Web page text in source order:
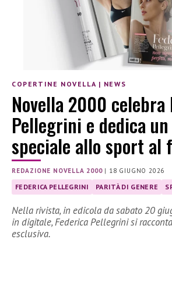
COPERTINE NOVELLA | NEWS
Novella 2000 celebra
Pellegrini e dedica
speciale allo sport al
REDAZIONE NOVELLA 2000| 18 GIUGNO 2026
FEDERICA PELLEGRINI PARITÀ DI GENERE
Nella rivista, in edicola da sabato 20
in digitale, Federica Pellegrini si
esclusiva.